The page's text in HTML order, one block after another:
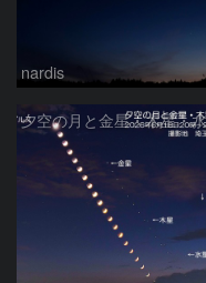
nardis